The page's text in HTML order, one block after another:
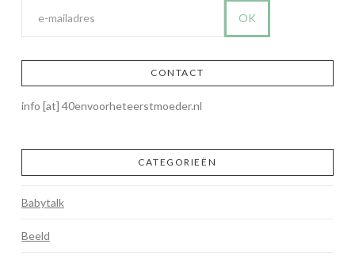
CONTACT
info [at] 40envoorheteerstmoeder.nl
CATEGORIEËN
Babytalk
Beeld